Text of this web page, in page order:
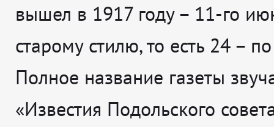
вышел в 1917 году – 11-го
старому стилю, то есть 24 –
Полное название газеты
«Известия Подольского